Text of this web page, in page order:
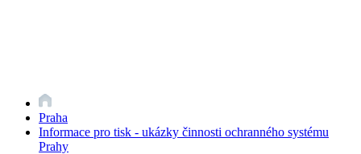
Praha
Informace pro tisk - ukázky činnosti ochranného systému
Prahy